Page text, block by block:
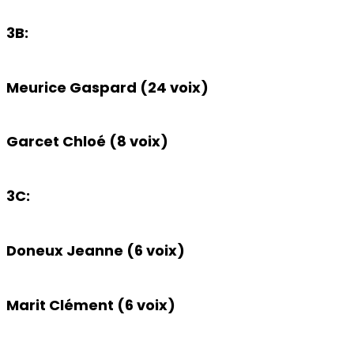
3B:
Meurice Gaspard (24 voix)
Garcet Chloé (8 voix)
3C:
Doneux Jeanne (6 voix)
Marit Clément (6 voix)